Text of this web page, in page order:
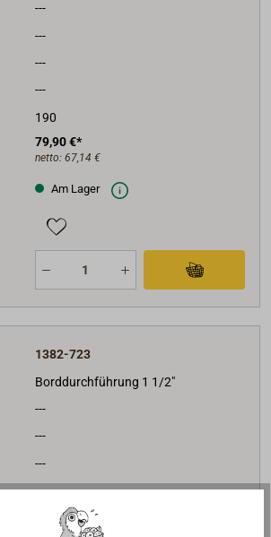
---
---
---
---
190
79,90 €*
netto: 67,14 €
Am Lager
1382-723
Borddurchführung 1 1/2"
---
---
---
---